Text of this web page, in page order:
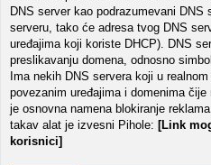
DNS server kao podrazumevani
serveru, tako će adresa tvog DNS
uređajima koji koriste DHCP). DNS
preslikavanju domena, odnosno
Ima nekih DNS servera koji u
povezanim uređajima i domenima
je osnovna namena blokiranje
takav alat je izvesni Pihole: [Link
korisnici]